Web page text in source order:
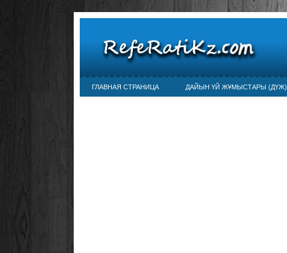
ГЛАВНАЯ СТРАНИЦА ДАЙЫН ҮЙ ЖҰМЫСТАРЫ (ДҮЖ)